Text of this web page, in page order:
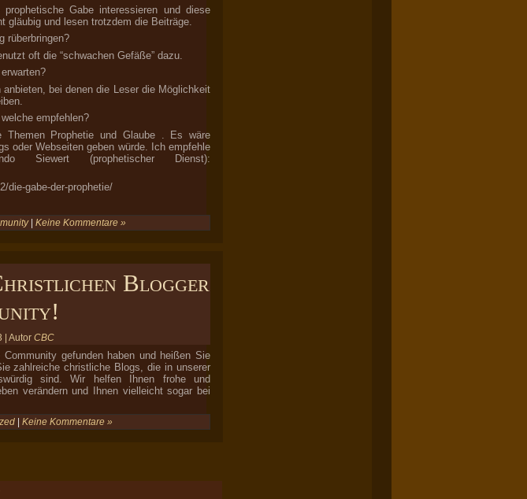
Gabe interessieren und diese
gläubig und lesen trotzdem die Beiträge.
rüberbringen?
oft die “schwachen Gefäße” dazu.
bei denen die Leser die Möglichkeit
empfehlen?
Prophetie und Glaube . Es wäre
oder Webseiten geben würde. Ich empfehle
Siewert (prophetischer Dienst):
die-gabe-der-prophetie/
| Keine Kommentare »
Blogger
| Autor CBC
gefunden haben und heißen Sie
zahlreiche christliche Blogs, die in unserer
sind. Wir helfen Ihnen frohe und
verändern und Ihnen vielleicht sogar bei
| Keine Kommentare »